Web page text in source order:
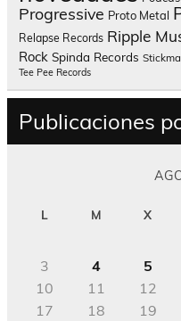
Progressive Proto Metal
Relapse Records Ripple
Rock Spinda Records
Tee Pee Records
Publicaciones
L M X
3
4 5
10
11 12
17
18 19